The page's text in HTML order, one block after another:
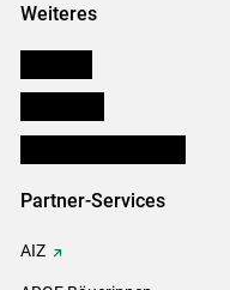
Weiteres
Partner-Services
AIZ